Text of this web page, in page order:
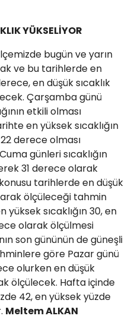
YÜKSELİYOR
bugün ve yarın
ve bu tarihlerde en
en düşük sıcaklık
Çarşamba günü
etkili olması
en yüksek sıcaklığın
22 derece olması
günleri sıcaklığın
31 derece olarak
tarihlerde en düşük
ölçüleceği tahmin
sıcaklığın 30, en
olarak ölçülmesi
son gününün de güneşli
göre Pazar günü
olurken en düşük
ölçülecek. Hafta içinde
42, en yüksek yüzde
Meltem ALKAN